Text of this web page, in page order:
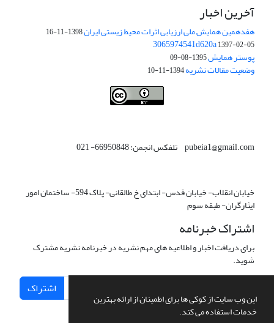
این وب سایت از کوکی ها برای اطمینان از ارائه بهترین
خدمات استفاده می کند.
آخرین اخبار
هفدهمین همایش ملی ارزیابی اثرات محیط زیستی ایران1398-11-16
3065974541d620a1397-02-05
پوستر همایش1395-08-09
وضعیت مقالات نشریه1394-11-10
pubeia1@gmail.com تلفکس انجمن: 66950848- 021
خیابان انقلاب- خیابان قدس- ابتدای خ طالقانی- پلاک 594- ساختمان امور
ایثارگران- طبقه سوم
اشتراک خبرنامه
برای دریافت اخبار و اطلاعیه های مهم نشریه در خبرنامه نشریه مشترک
شوید.
اشتراک